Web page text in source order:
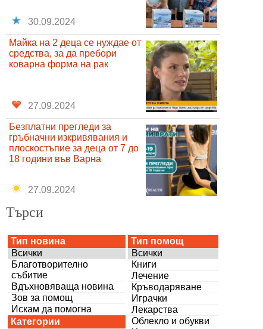
30.09.2024
Майка на 2 деца се нуждае от
средства, за да пребори
коварна форма на рак
27.09.2024
Безплатни прегледи за
гръбначни изкривявания и
плоскостъпие за деца от 7 до
18 години във Варна
27.09.2024
Търси
Тип новина
Всички
Благотворително
събитие
Вдъхновяваща новина
Зов за помощ
Искам да помогна
Категории
Тип помощ
Всички
Книги
Лечение
Кръводаряване
Играчки
Лекарства
Облекло и обукви